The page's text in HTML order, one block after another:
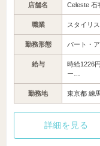
店舗名 Celeste 石
職業 スタイリ
勤務形態 パート・
給与
時給1226
ー…
勤務地 東京都 練
詳細を見る